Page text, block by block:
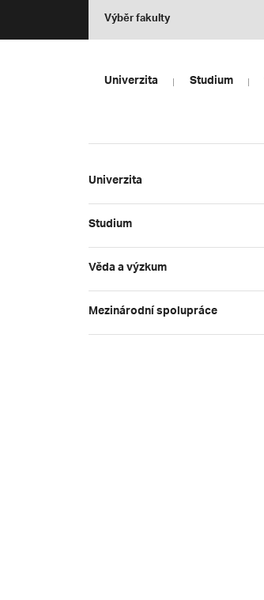
Výběr fakulty
Univerzita Studium
Univerzita
Studium
Věda a výzkum
Mezinárodní spolupráce